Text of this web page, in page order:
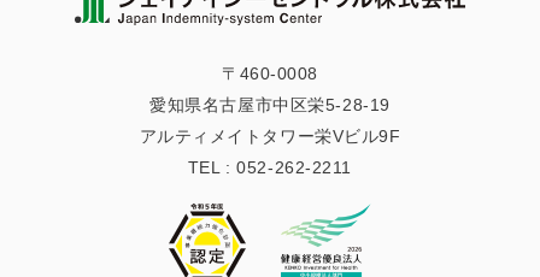
〒460-0008
愛知県名古屋市中区栄5-28-19
アルティメイトタワー栄Vビル9F
TEL :052-262-2211